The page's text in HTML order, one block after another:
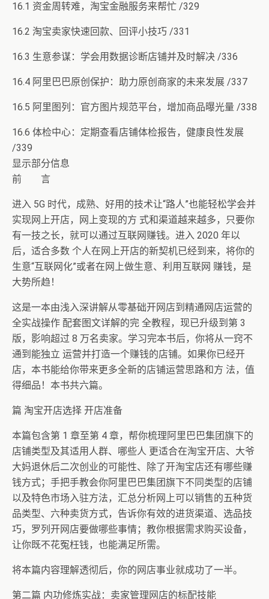
16.1 资金周转难，淘宝金融服务来帮忙 /329
16.2 淘宝卖家快速回款、回评小技巧 /331
16.3 生意参谋：学会用数据诊断店铺并及时解决 /336
16.4 阿里巴巴原创保护：助力原创商家的未来发展 /337
16.5 阿里图列：官方图片规范平台，增加商品曝光量 /338
16.6 体检中心：定期查看店铺体检报告，健康良性发展
/339
显示部分信息
前 言
进入 5G 时代，成熟、好用的技术让“路人”也能轻松学会并
实现网上开店，网上变现的方 式和渠道越来越多，只要你
有一技之长，就可以通过互联网赚钱。进入 2020 年以
后，适合多数 个人在网上开店的新契机已经到来，将你的
生意“互联网化”或者在网上做生意、利用互联网 赚钱，是
大势所趋！
这是一本由浅入深讲解从零基础开网店到精通网店运营的
全实战操作 配套图文详解的完 全教程，现已升级到第 3
版，影响超过 8 万名卖家。学习完本书后，你将从一窍不
通到能独立 运营并打造一个赚钱的店铺。如果你已经开
店，本书能给你带来更多全新的店铺运营思路和方 法，值
得细品！本书共六篇。
篇 淘宝开店选择 开店准备
本篇包含第 1 章至第 4 章，帮你梳理阿里巴巴集团旗下的
店铺类型及其适用人群、哪些人 更适合在淘宝开店、大爷
大妈退休后二次创业的可能性、除了开淘宝店还有哪些赚
钱方式；手把手教会你阿里巴巴集团旗下不同类型的店铺
以及特色市场入驻方法，汇总分析网上可以销售的五种货
品类型、六种卖货方式，告诉你有效的进货渠道、选品技
巧，罗列开网店要做哪些事情；教你根据需求购买设备，
让你既不花冤枉钱，也能满足所需。
将本篇内容理解透彻后，你的网店事业就成功了一半。
第二篇 内功修炼实战：卖家管理网店的标配技能